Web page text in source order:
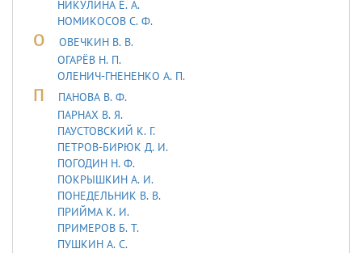
НИКУЛИНА Е. А.
НОМИКОСОВ С. Ф.
О
ОВЕЧКИН В. В.
ОГАРЁВ Н. П.
ОЛЕНИЧ-ГНЕНЕНКО А. П.
П
ПАНОВА В. Ф.
ПАРНАХ В. Я.
ПАУСТОВСКИЙ К. Г.
ПЕТРОВ-БИРЮК Д. И.
ПОГОДИН Н. Ф.
ПОКРЫШКИН А. И.
ПОНЕДЕЛЬНИК В. В.
ПРИЙМА К. И.
ПРИМЕРОВ Б. Т.
ПУШКИН А. С.